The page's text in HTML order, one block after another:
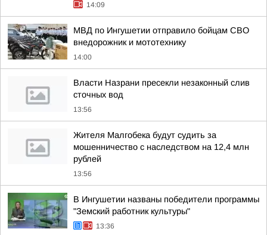
14:09
МВД по Ингушетии отправило бойцам СВО
внедорожник и мототехнику
14:00
Власти Назрани пресекли незаконный слив
сточных вод
13:56
Жителя Малгобека будут судить за
мошенничество с наследством на 12,4 млн
рублей
13:56
В Ингушетии названы победители программы
"Земский работник культуры"
13:36